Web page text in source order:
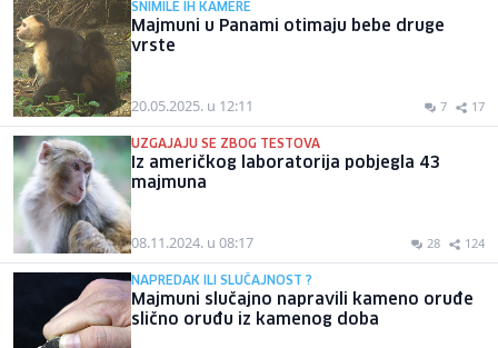
SNIMILE IH KAMERE
Majmuni u Panami otimaju bebe druge
vrste
20.05.2025. u 12:11 7 17
UZGAJAJU SE ZBOG TESTOVA
Iz američkog laboratorija pobjegla 43
majmuna
08.11.2024. u 08:17 28 124
NAPREDAK ILI SLUČAJNOST ?
Majmuni slučajno napravili kameno oruđe
slično oruđu iz kamenog doba